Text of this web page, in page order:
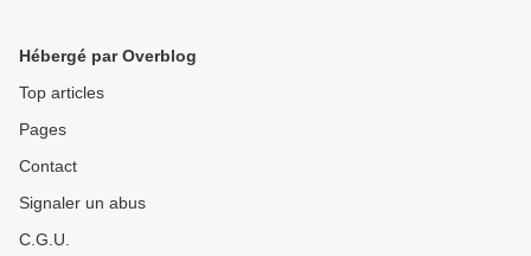
Hébergé par Overblog
Top articles
Pages
Contact
Signaler un abus
C.G.U.